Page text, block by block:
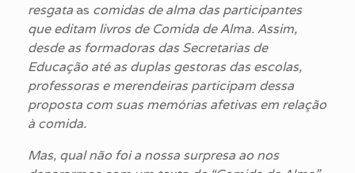
resgataas comidasde alma das participantes
que editam livros de Comida de Alma. Assim,
desde as formadoras das Secretarias de
Educação até as duplas gestoras das escolas,
professoras e merendeiras participam dessa
proposta com suas memórias afetivas em relação
à comida.
Mas, qual não foi a nossa surpresa ao nos